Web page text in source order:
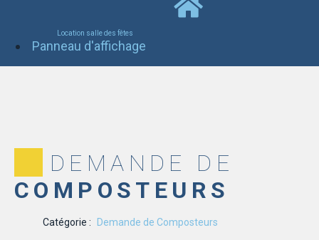
Location salle des fêtes
Panneau d'affichage
DEMANDE DE
COMPOSTEURS
Catégorie : Demande de Composteurs